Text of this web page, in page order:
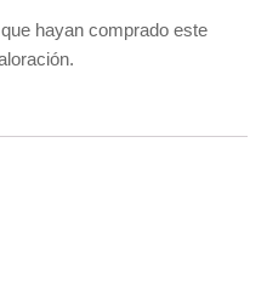
hayan comprado este